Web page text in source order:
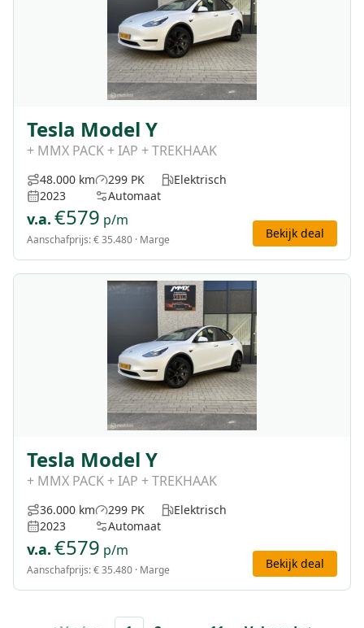
Tesla Model Y
+ MMX PACK + IAP + TREKHAAK
48.000 km
2023
299 PK
Automaat
Elektrisch
v.a. €579 p/m
Aanschafprijs:€ 35.480 · Marge Bekijk deal
Tesla Model Y
+ MMX PACK + IAP + TREKHAAK
36.000 km
2023
299 PK
Automaat
Elektrisch
v.a. €579 p/m
Aanschafprijs:€ 35.480 · Marge Bekijk deal